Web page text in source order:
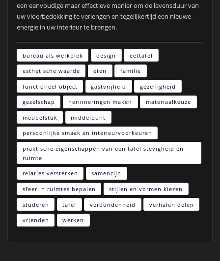
een eenvoudige maar effectieve manier om de levensduur van
uw vloerbedekking te verlengen en tegelijkertijd een nieuwe
energie in uw interieur te brengen.
bureau als werkplek design eettafel
esthetische waarde eten familie
functioneel object gastvrijheid gezelligheid
gezelschap herinneringen maken materiaalkeuze
meubelstuk middelpunt
persoonlijke smaak en interieurvoorkeuren
praktische eigenschappen van een tafel stevigheid en
ruimte
relaties versterken samenzijn
sfeer in ruimtes bepalen stijlen en vormen kiezen
studeren tafel verbondenheid verhalen delen
vrienden werken